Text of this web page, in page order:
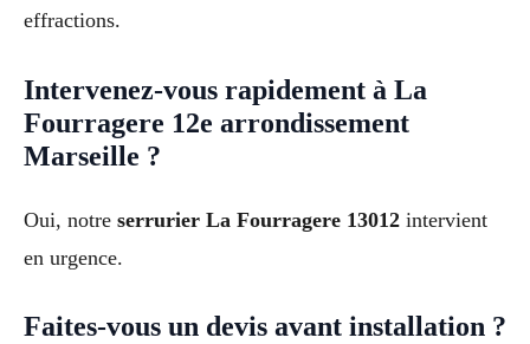
effractions.
Intervenez-vous rapidement à La
Fourragere 12e arrondissement
Marseille ?
Oui, notre serrurier La Fourragere 13012 intervient
en urgence.
Faites-vous un devis avant installation ?